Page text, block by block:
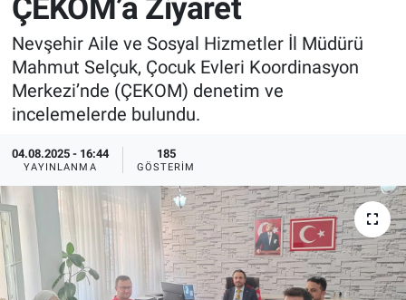
ÇEKOM’a Ziyaret
Nevşehir Aile ve Sosyal Hizmetler İl Müdürü
Mahmut Selçuk, Çocuk Evleri Koordinasyon
Merkezi’nde (ÇEKOM) denetim ve
incelemelerde bulundu.
04.08.2025 - 16:44
YAYINLANMA
185
GÖSTERIM
Sağlık
Yerel
Genel
Asayiş
İlan - Duyuru- Mesaj
Türkiye Gündemi
Sizden Gelenler
Yaşam
Sağlık
Eğitim
İlan - Duyuru- Mesaj
Türkiye Gündemi
Sizden Gelenler